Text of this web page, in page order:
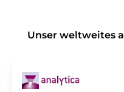
Unser weltweites